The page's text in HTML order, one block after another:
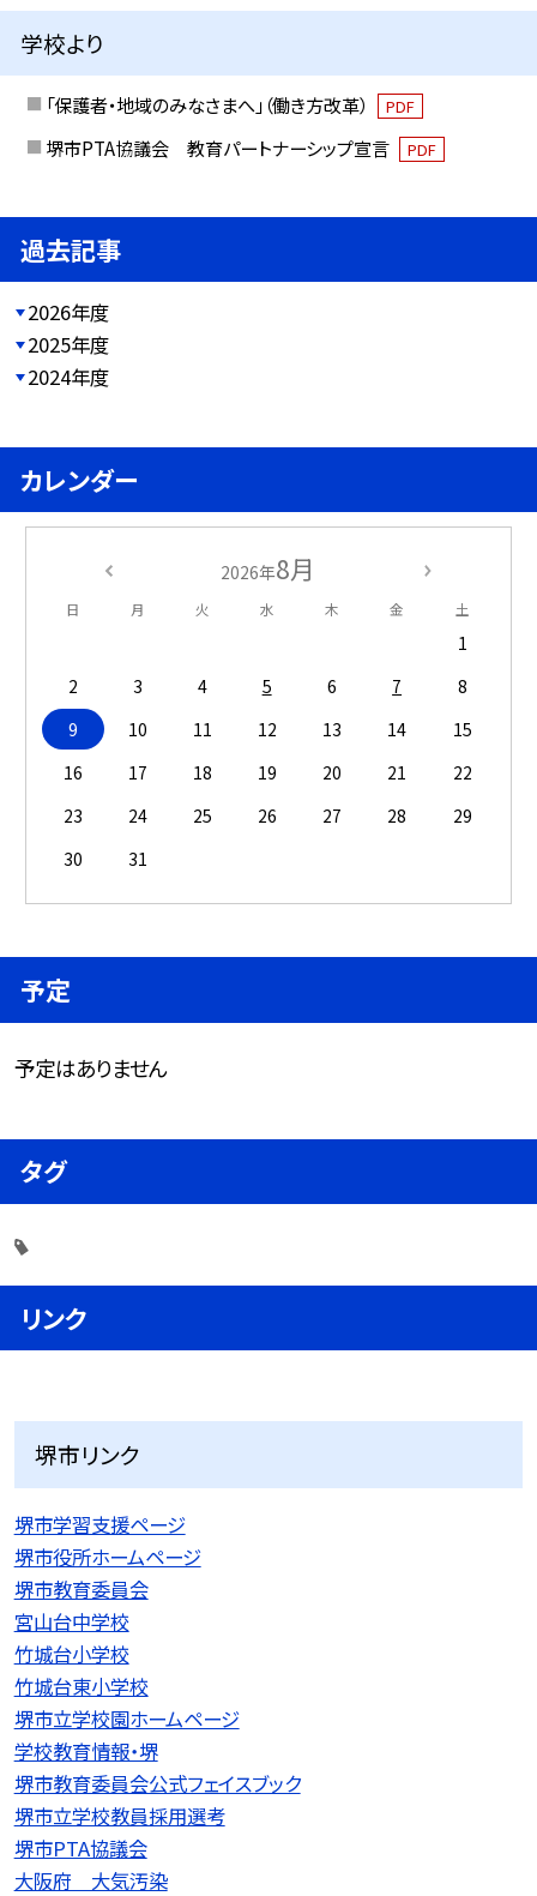
学校より
「保護者・地域のみなさまへ」（働き方改革） PDF
堺市PTA協議会 教育パートナーシップ宣言 PDF
過去記事
2026年度
2025年度
2024年度
カレンダー
2026年8月
日 月 火 水 木 金 土
1
2
3 4 5 6 7
8
9
10 11 12 13 14
15
16
17 18 19 20 21
22
23
24 25 26 27 28
29
30
31
予定
予定はありません
タグ
リンク
堺市リンク
堺市学習支援ページ
堺市役所ホームページ
堺市教育委員会
宮山台中学校
竹城台小学校
竹城台東小学校
堺市立学校園ホームページ
学校教育情報・堺
堺市教育委員会公式フェイスブック
堺市立学校教員採用選考
堺市PTA協議会
大阪府 大気汚染